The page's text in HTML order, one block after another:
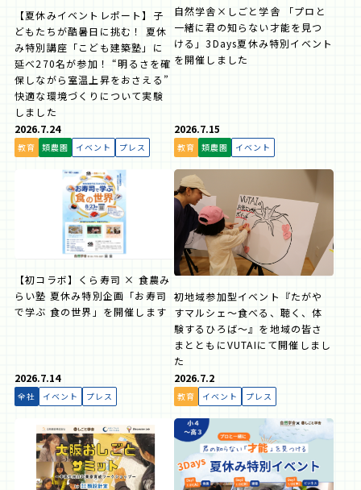
【夏休みイベントレポート】子
どもたちが酷暑日に挑む！ 夏休
み特別講座「こども建築塾」に
延べ270名が参加！ “明るさを確
保しながら室温上昇をおさえる”
快適な環境づくりについて実験
しました
自然学舎×しごと学舎 「プロと
一緒に君の知らない才能を見つ
ける」3Days夏休み特別イベント
を開催しました
2026.7.24
イベント プレス
教育 類農園
【初コラボ】くら寿司 × 食農み
らい塾 夏休み特別企画「お寿司
で学ぶ 食の世界」を開催します
2026.7.15
イベント
教育 類農園
初地域参加型イベント『たがや
すマルシェ～食べる、聴く、体
験するひろば～』を地域の皆さ
まとともにVUTAIにて開催しまし
た
2026.7.14
イベント プレス
全社
2026.7.2
イベント プレス
教育